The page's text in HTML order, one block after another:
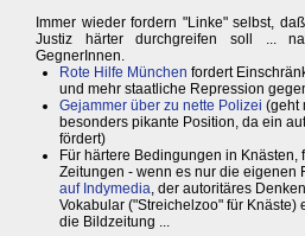
Immer wieder fordern "Linke" selbst,
Justiz härter durchgreifen soll ...
GegnerInnen.
Rote Hilfe München fordert
und mehr staatliche Repression
Gejammer über zu nette Polizei (geht
besonders pikante Position, da ein
fördert)
Für härtere Bedingungen in Knästen,
Zeitungen - wenn es nur die eigenen
auf Indymedia, der autoritäres
Vokabular ("Streichelzoo" für
die Bildzeitung ...